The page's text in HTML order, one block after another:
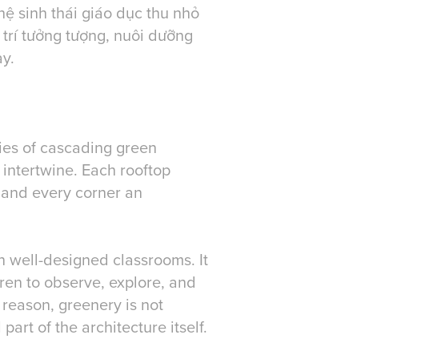
sinh thái giáo dục thu nhỏ
tưởng tượng, nuôi dưỡng
of cascading green
Each rooftop
every corner an
designed classrooms. It
to observe, explore, and
greenery is not
of the architecture itself.